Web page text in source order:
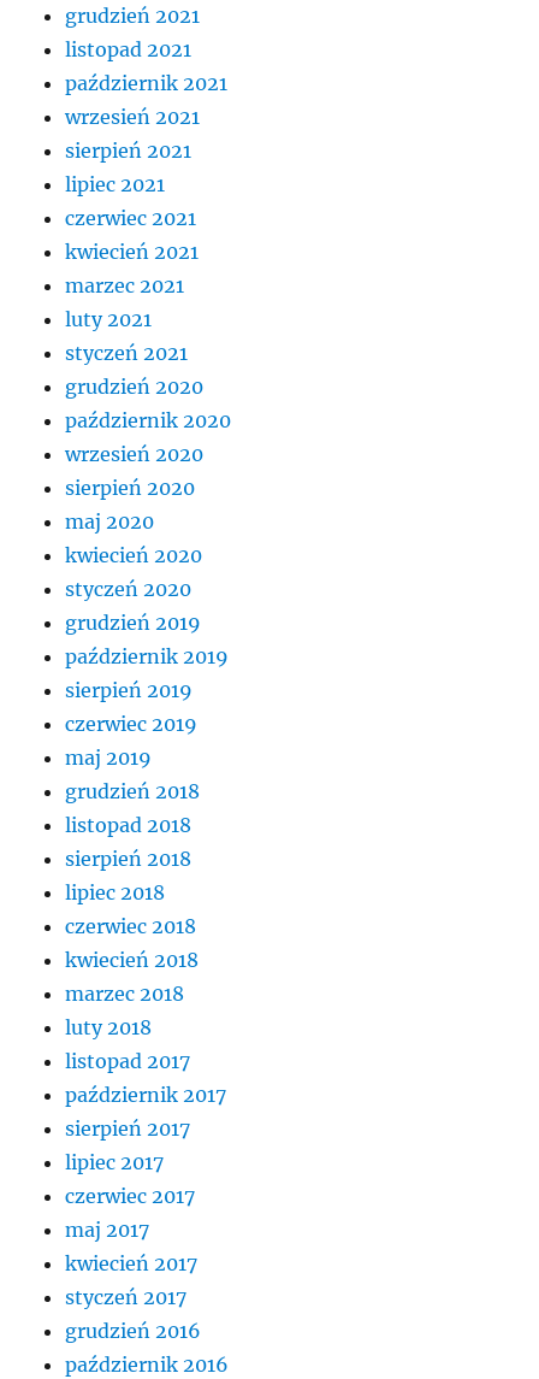
grudzień 2021
listopad 2021
październik 2021
wrzesień 2021
sierpień 2021
lipiec 2021
czerwiec 2021
kwiecień 2021
marzec 2021
luty 2021
styczeń 2021
grudzień 2020
październik 2020
wrzesień 2020
sierpień 2020
maj 2020
kwiecień 2020
styczeń 2020
grudzień 2019
październik 2019
sierpień 2019
czerwiec 2019
maj 2019
grudzień 2018
listopad 2018
sierpień 2018
lipiec 2018
czerwiec 2018
kwiecień 2018
marzec 2018
luty 2018
listopad 2017
październik 2017
sierpień 2017
lipiec 2017
czerwiec 2017
maj 2017
kwiecień 2017
styczeń 2017
grudzień 2016
październik 2016